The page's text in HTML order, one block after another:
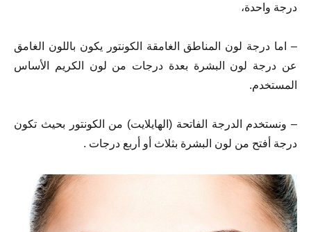
درجة واحدة،
– اما درجة لون المناطق الغامقة الكونتور يكون باللون الغامق
عن درجة لون البشرة بعدة درجات من لون الكريم الأساس
المستخدم.
– ونستخدم الدرجة الفاتحة (الهايلايت) من الكونتور بحيث تكون
درجة أفتح من لون البشرة بثلاث أو أربع درجات .